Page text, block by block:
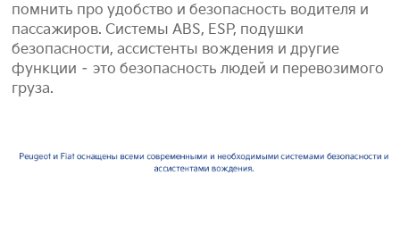
помнить про удобство и безопасность водителя и
пассажиров. Системы ABS, ESP, подушки
безопасности, ассистенты вождения и другие
функции – это безопасность людей и перевозимого
груза.